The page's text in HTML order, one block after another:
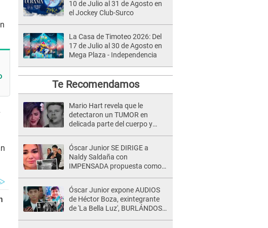
10 de Julio al 31 de Agosto en
el Jockey Club-Surco
La Casa de Timoteo 2026: Del
17 de Julio al 30 de Agosto en
Mega Plaza - Independencia
Te Recomendamos
Mario Hart revela que le
detectaron un TUMOR en
delicada parte del cuerpo y
muy fuertes..."
Óscar Junior SE DIRIGE a
Naldy Saldaña con
IMPENSADA propuesta como
denuncia: "Otro tipo de ley..."
Óscar Junior expone AUDIOS
de Héctor Boza, exintegrante
de 'La Bella Luz', BURLÁNDOSE